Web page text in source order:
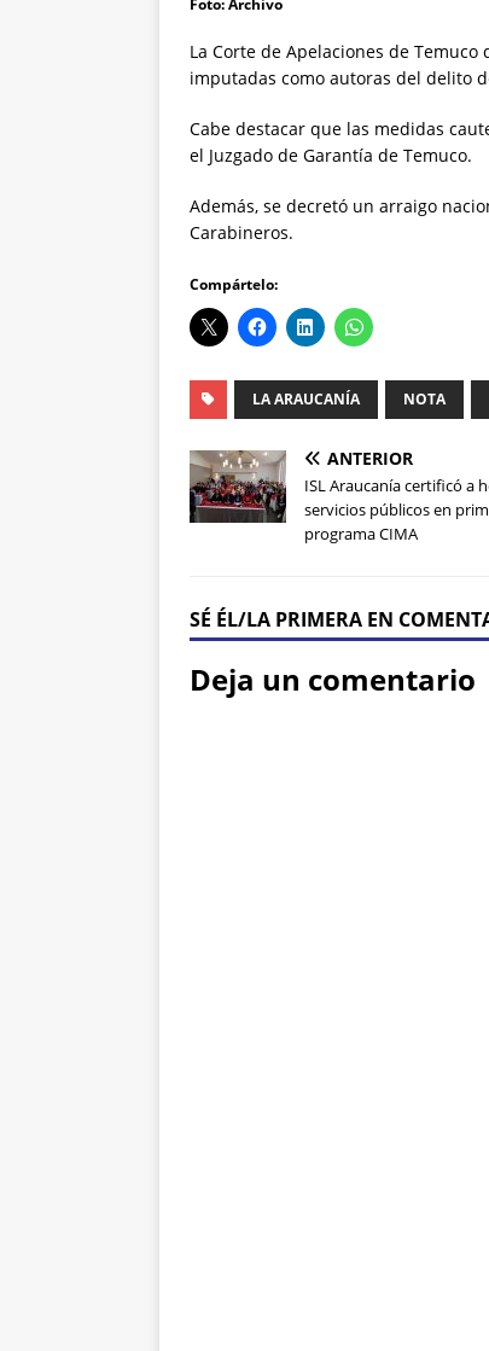
Foto: Archivo
La Corte de Apelaciones de
imputadas como autoras del delito
Cabe destacar que las medidas
el Juzgado de Garantía de Temuco.
Además, se decretó un arraigo
Carabineros.
Compártelo:
LA ARAUCANÍA NOTA
ANTERIOR
ISL Araucanía certificó a
servicios públicos en
programa CIMA
SÉ ÉL/LA PRIMERA EN
Deja un comentario